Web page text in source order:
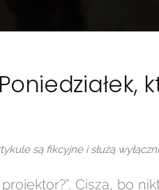
Poniedziałek,
są fikcyjne i służą
Cisza, bo